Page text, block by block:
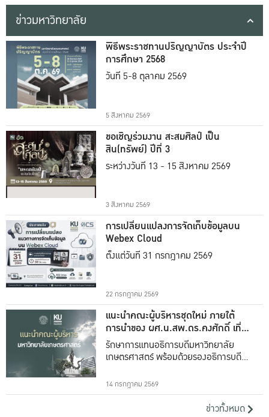
ข่าวมหาวิทยาลัย
พิธีพระราชทานปริญญาบัตร ประจำปี
การศึกษา 2568
วันที่ 5-8 ตุลาคม 2569
5 สิงหาคม 2569
ขอเชิญร่วมงาน สะสมศิลป์ เป็น
สิน(ทรัพย์) ปีที่ 3
ระหว่างวันที่ 13 - 15 สิงหาคม 2569
3 สิงหาคม 2569
การเปลี่ยนแปลงการจัดเก็บข้อมูลบน
Webex Cloud
ตั้งแต่วันที่ 31 กรกฎาคม 2569
22 กรกฎาคม 2569
แนะนำคณะผู้บริหารชุดใหม่ ภายใต้
การนำของ ผศ.น.สพ.ดร.คงศักดิ์ เที่ยง
ธรรม
รักษาการแทนอธิการบดีมหาวิทยาลัย
เกษตรศาสตร์ พร้อมด้วยรองอธิการบดีทั้ง
14 กรกฎาคม 2569
ข่าวทั้งหมด